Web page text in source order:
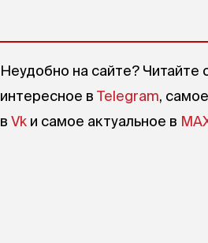
Неудобно на сайте? Читайте
интересное в Telegram,
в Vk и самое актуальное в